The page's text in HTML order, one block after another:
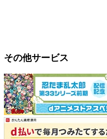
その他サービス